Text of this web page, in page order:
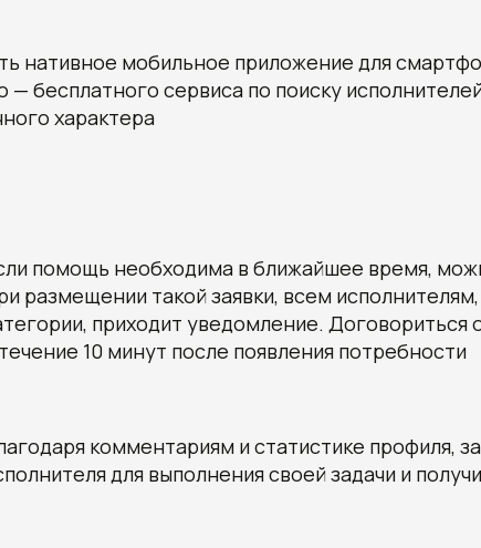
нативное мобильное приложение для
— бесплатного сервиса по поиску
характера
помощь необходима в ближайшее время,
размещении такой заявки, всем
приходит уведомление.
10 минут после появления потребности
комментариям и статистике профиля,
для выполнения своей задачи и